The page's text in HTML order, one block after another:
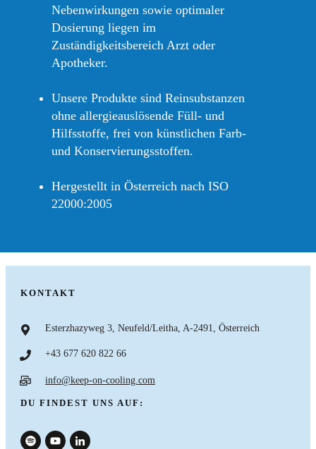
Nebenwirkungen sowie optimaler
Dosierung liegen im
Zuständigkeitsbereich Arzt oder
Apotheker.
Unsere Produkte sind Reinsubstanzen
ohne allergieauslösende Füll- und
Hilfsstoffe, frei von künstlichen Farb-
und Konservierungsstoffen.
Hergestellt in Österreich nach ISO
22000:2005
KONTAKT
Esterzhazyweg 3, Neufeld/Leitha, A-2491, Österreich
+43 677 620 822 66
info@keep-on-cooling.com
DU FINDEST UNS AUF: